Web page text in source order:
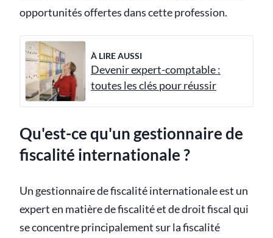
opportunités offertes dans cette profession.
À LIRE AUSSI
Devenir expert-comptable :
toutes les clés pour réussir
Qu'est-ce qu'un gestionnaire de
fiscalité internationale ?
Un gestionnaire de fiscalité internationale est un
expert en matière de fiscalité et de droit fiscal qui
se concentre principalement sur la fiscalité